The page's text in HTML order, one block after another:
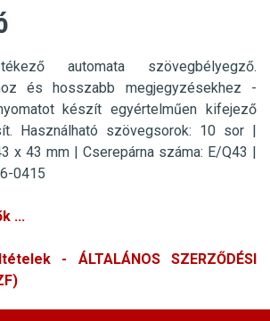
automata szövegbélyegző.
és hosszabb megjegyzésekhez -
készít egyértelműen kifejező
Használható szövegsorok: 10 sor |
x 43 mm | Cserepárna száma: E/Q43 |
0415
...
- ÁLTALÁNOS SZERZŐDÉSI